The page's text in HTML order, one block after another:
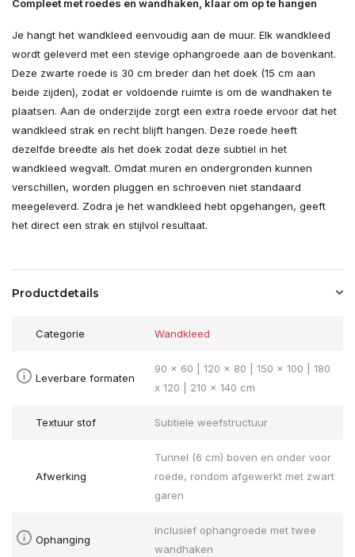
Compleet met roedes en wandhaken, klaar om op te hangen
Je hangt het wandkleed eenvoudig aan de muur. Elk wandkleed
wordt geleverd met een stevige ophangroede aan de bovenkant.
Deze zwarte roede is 30 cm breder dan het doek (15 cm aan
beide zijden), zodat er voldoende ruimte is om de wandhaken te
plaatsen. Aan de onderzijde zorgt een extra roede ervoor dat het
wandkleed strak en recht blijft hangen. Deze roede heeft
dezelfde breedte als het doek zodat deze subtiel in het
wandkleed wegvalt. Omdat muren en ondergronden kunnen
verschillen, worden pluggen en schroeven niet standaard
meegeleverd. Zodra je het wandkleed hebt opgehangen, geeft
het direct een strak en stijlvol resultaat.
Productdetails
Categorie Wandkleed
Leverbare formaten
90 x 60 | 120 x 80 | 150 x 100 | 180
x 120 | 210 x 140 cm
Textuur stof Subtiele weefstructuur
Afwerking
Tunnel (6 cm) boven en onder voor
roede, rondom afgewerkt met zwart
garen
Ophanging
Inclusief ophangroede met twee
wandhaken